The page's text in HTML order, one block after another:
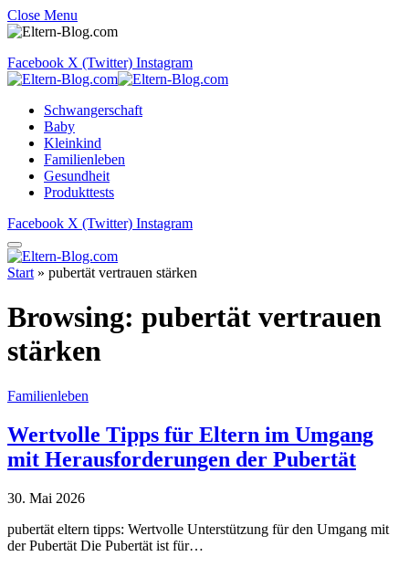
Close Menu
Facebook X (Twitter) Instagram
Schwangerschaft
Baby
Kleinkind
Familienleben
Gesundheit
Produkttests
Facebook X (Twitter) Instagram
Start » pubertät vertrauen stärken
Browsing: pubertät vertrauen
stärken
Familienleben
Wertvolle Tipps für Eltern im Umgang
mit Herausforderungen der Pubertät
30. Mai 2026
pubertät eltern tipps: Wertvolle Unterstützung für den Umgang mit
der Pubertät Die Pubertät ist für…